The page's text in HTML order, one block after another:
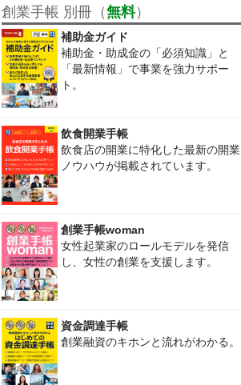
創業手帳 別冊（無料）
補助金ガイド
補助金・助成金の「必須知識」と
「最新情報」で事業を強力サポー
ト。
飲食開業手帳
飲食店の開業に特化した最新の開業
ノウハウが掲載されています。
創業手帳woman
女性起業家のロールモデルを発信
し、女性の創業を支援します。
資金調達手帳
創業融資のキホンと流れがわかる。